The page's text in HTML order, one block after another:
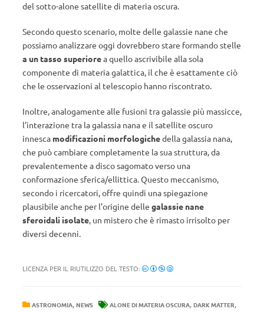
del sotto-alone satellite di materia oscura.
Secondo questo scenario, molte delle galassie nane che
possiamo analizzare oggi dovrebbero stare formando stelle
a un tasso superiorea quello ascrivibile alla sola
componente di materia galattica, il che è esattamente ciò
che le osservazioni al telescopio hanno riscontrato.
Inoltre, analogamente alle fusioni tra galassie più massicce,
l’interazione tra la galassia nana e il satellite oscuro
innesca modificazioni morfologichedella galassia nana,
che può cambiare completamente la sua struttura, da
prevalentemente a disco sagomato verso una
conformazione sferica/ellittica. Questo meccanismo,
secondo i ricercatori, offre quindi una spiegazione
plausibile anche per l’origine delle galassie nane
sferoidali isolate, un mistero che è rimasto irrisolto per
diversi decenni.
LICENZA PER IL RIUTILIZZO DEL TESTO:
ASTRONOMIA, NEWS ALONE DI MATERIA OSCURA, DARK MATTER,